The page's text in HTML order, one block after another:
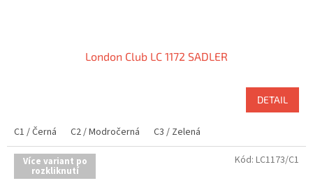
London Club LC 1172 SADLER
DETAIL
C1 / Černá C2 / Modročerná C3 / Zelená
Více variant po
rozkliknutí
Kód: LC1173/C1